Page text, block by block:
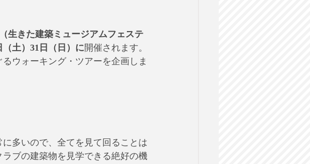
生きた建築ミュージアムフェステ
（土）31日（日）に開催されます。
ウォーキング・ツアーを企画しま
多いので、全てを見て回ることは
ブの建築物を見学できる絶好の機